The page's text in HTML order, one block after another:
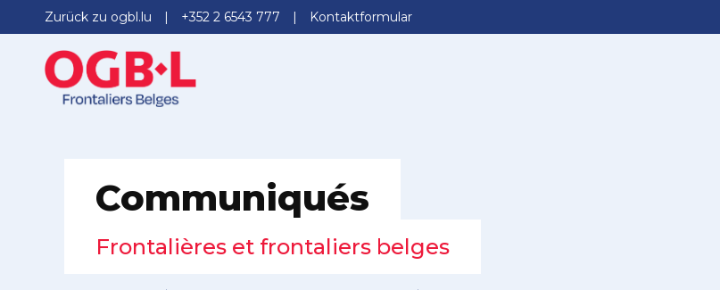
Zurück zu ogbl.lu +352 2 6543 777 Kontaktformular
Communiqués
Frontalières et frontaliers belges